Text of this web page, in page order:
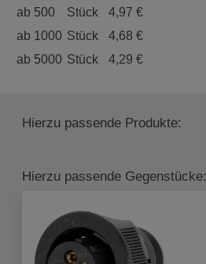
ab 500
Stück
4,97 €
ab 1000 Stück
4,68 €
ab 5000 Stück 4,29 €
Hierzu passende Produkte:
Hierzu passende Gegenstücke: